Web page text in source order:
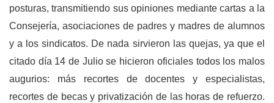
posturas, transmitiendo sus opiniones mediante cartas a la
Consejería, asociaciones de padres y madres de alumnos
y a los sindicatos. De nada sirvieron las quejas, ya que el
citado día 14 de Julio se hicieron oficiales todos los malos
augurios: más recortes de docentes y especialistas,
recortes de becas y privatización de las horas de refuerzo.